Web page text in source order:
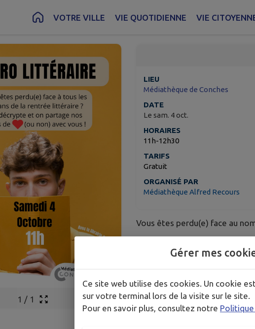
Pied de page
VOTRE VILLE VIE QUOTIDIENNE VIE
04
Sam.
1 / 1
LIEU
Médiathèque de Conches
DATE
Le sam. 4 oct.
HORAIRES
11h-12h30
TARIFS
Gratuit
ORGANISÉ PAR
Médiathèque Alfred Recours
Vous êtes perdu(e) face au
On décrypte avec vous et on
Gérer mes
Ce site web utilise des cookies. Un cookie
sur votre terminal lors de la visite sur le site.
Pour en savoir plus, consultez notre